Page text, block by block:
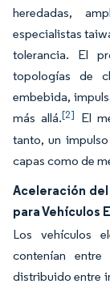
heredadas,
especialistas
tolerancia. El
topologías de
embebida,
más allá.[2] El
tanto, un
capas como de
Aceleración
para Vehículos
Los vehículos
contenían
distribuido entre